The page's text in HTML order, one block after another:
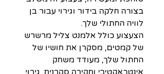
בצורה חלקה בידור וגירוי עבור בן
לוויה החתולי שלך.
הצעצוע כולל אלמנט צליל מרשרש
של קמטים, מסקרן את חושיו של
החתול שלך, מעודד משחק
אינטראקטיבי וחקירה סקרנית. גירוי